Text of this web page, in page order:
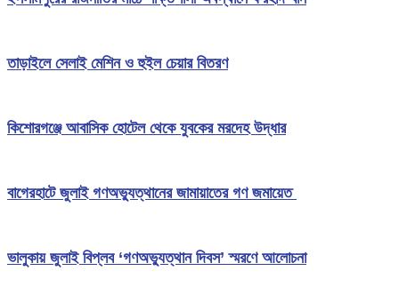
তাড়াইলে সেলাই মেশিন ও হুইল চেয়ার বিতরণ
কিশোরগঞ্জে আবাসিক হোটেল থেকে যুবকের মরদেহ উদ্ধার
বাগেরহাটে জুলাই গণঅভ্যুত্থানের জামায়াতের গণ জমায়েত
ভালুকায় জুলাই বিপ্লব ‘গণঅভ্যুত্থান দিবস’ স্মরণে আলোচনা